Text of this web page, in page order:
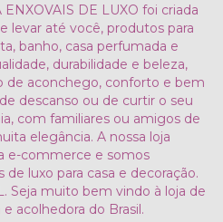
DE LUXO foi criada
levar até você, produtos para
banho, casa perfumada e
durabilidade e beleza,
de aconchego, conforto e bem
descanso ou de curtir o seu
com familiares ou amigos de
elegância. A nossa loja
e-commerce e somos
luxo para casa e decoração.
Seja muito bem vindo à loja de
acolhedora do Brasil.